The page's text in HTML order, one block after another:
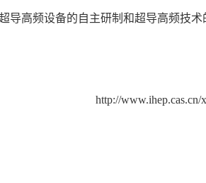
导高频设备的自主研制和超导高频技术
http://www.ihep.cas.cn/